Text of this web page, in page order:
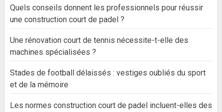
Quels conseils donnent les professionnels pour réussir
une construction court de padel ?
Une rénovation court de tennis nécessite-t-elle des
machines spécialisées ?
Stades de football délaissés : vestiges oubliés du sport
et de la mémoire
Les normes construction court de padel incluent-elles des